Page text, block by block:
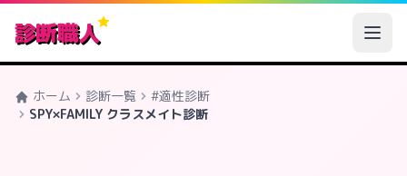
診断職人
ホーム 診断一覧
#適性診断
SPY×FAMILY クラスメイト診断